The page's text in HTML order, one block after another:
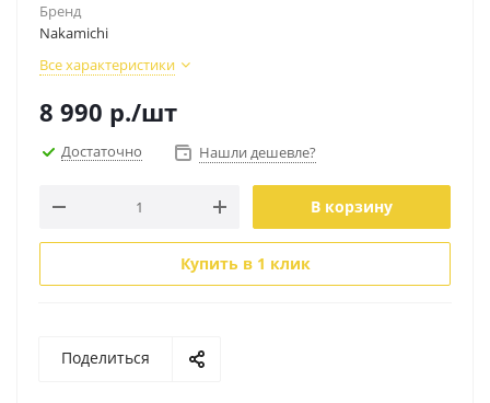
Бренд
Nakamichi
Все характеристики
8 990 р./шт
Достаточно Нашли дешевле?
В корзину
Купить в 1 клик
Поделиться